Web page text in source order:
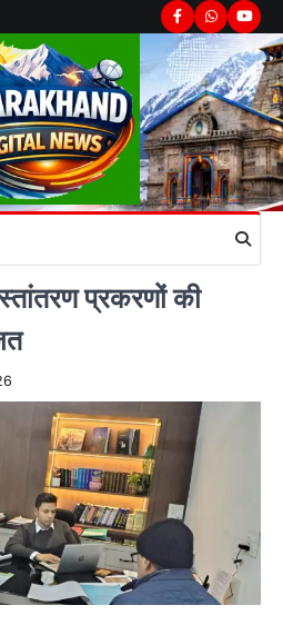
Facebook
Whatsapp
प्रकरणों की